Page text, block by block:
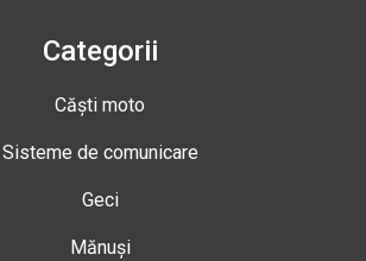
Categorii
Căști moto
Sisteme de comunicare
Geci
Mănuși